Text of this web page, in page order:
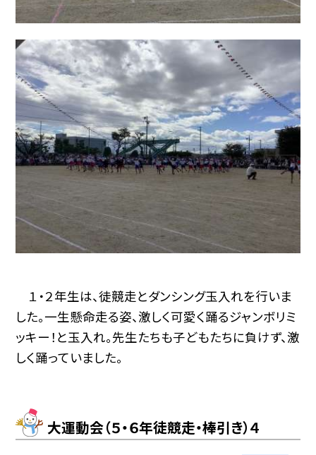
１・２年生は、徒競走とダンシング玉入れを行いま
した。一生懸命走る姿、激しく可愛く踊るジャンボリミ
ッキー！と玉入れ。先生たちも子どもたちに負けず、激
しく踊っていました。
大運動会（５・６年徒競走・棒引き）４